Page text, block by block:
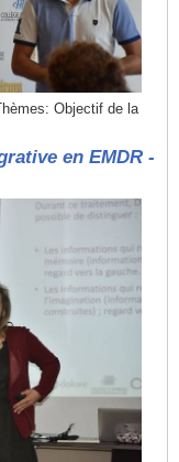
Objectif de la
en EMDR -